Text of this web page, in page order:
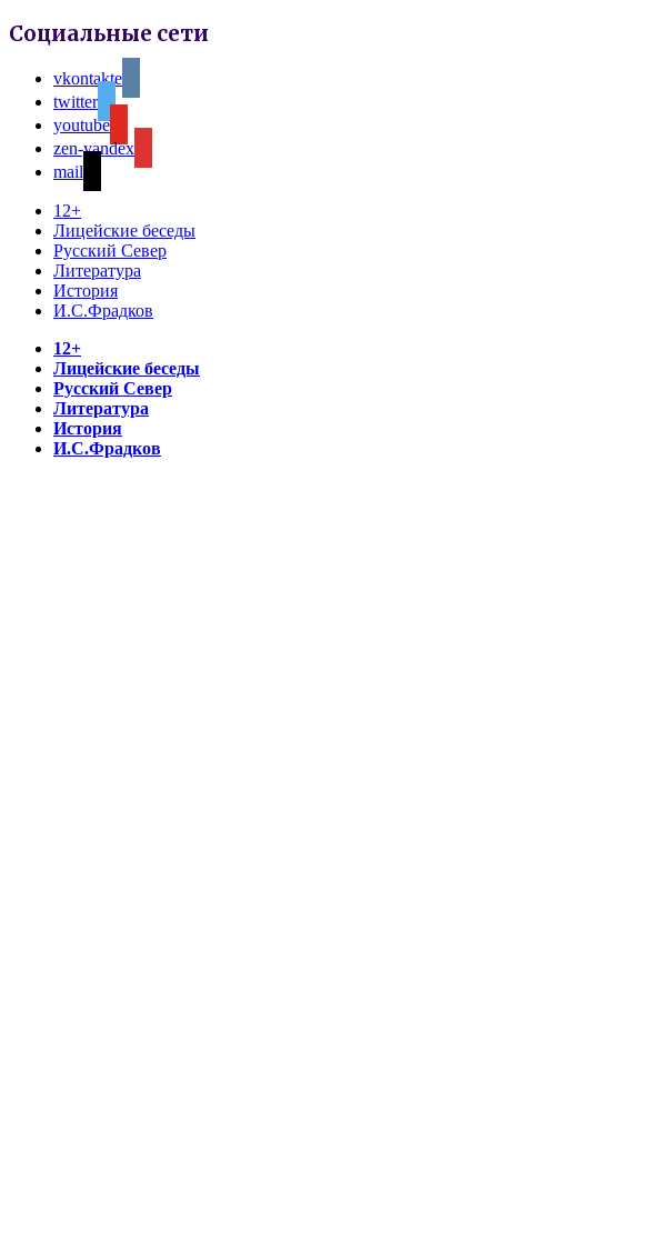
Социальные сети
vkontakte
twitter
youtube
zen-yandex
mail
12+
Лицейские беседы
Русский Север
Литература
История
И.С.Фрадков
12+
Лицейские беседы
Русский Север
Литература
История
И.С.Фрадков